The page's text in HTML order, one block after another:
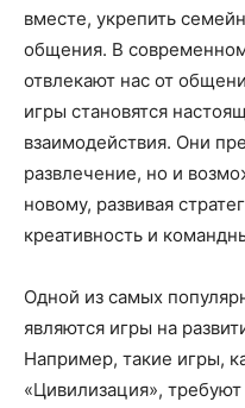
вместе, укрепить
общения. В
отвлекают нас от
игры становятся
взаимодействия. Они
развлечение, но и
новому, развивая
креативность и
Одной из самых
являются игры на
Например, такие игры,
«Цивилизация»,